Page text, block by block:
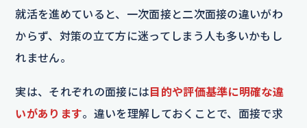
就活を進めていると、一次面接と二次面接の違いがわ
からず、対策の立て方に迷ってしまう人も多いかもし
れません。
実は、それぞれの面接には目的や評価基準に明確な違
いがあります。違いを理解しておくことで、面接で求